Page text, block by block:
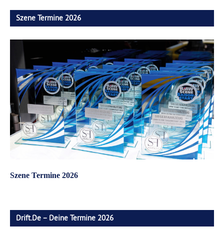
Szene Termine 2026
Szene Termine 2026
Drift.de – Deine Termine 2026